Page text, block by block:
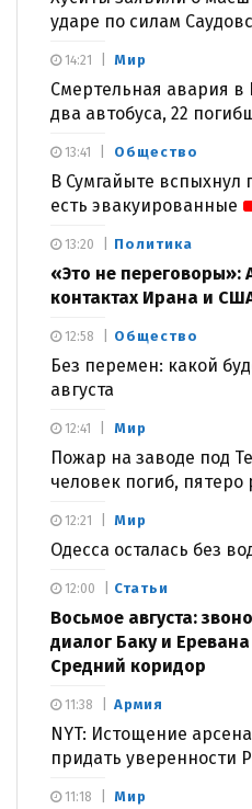
ударе по силам
Мир
Смертельная авария в
два автобуса, 22
14:21
Общество
В Сумгайыте вспыхнул
есть эвакуированные
13:41
Политика
«Это не переговоры»:
контактах Ирана и
13:20
Общество
Без перемен: какой
августа
12:58
Мир
Пожар на заводе под
человек погиб, пятеро
12:41
Мир
Одесса осталась без
12:21
Статьи
Восьмое августа:
диалог Баку и
Средний коридор
12:00
Армия
NYT: Истощение
придать уверенности
11:38
Мир
11:18